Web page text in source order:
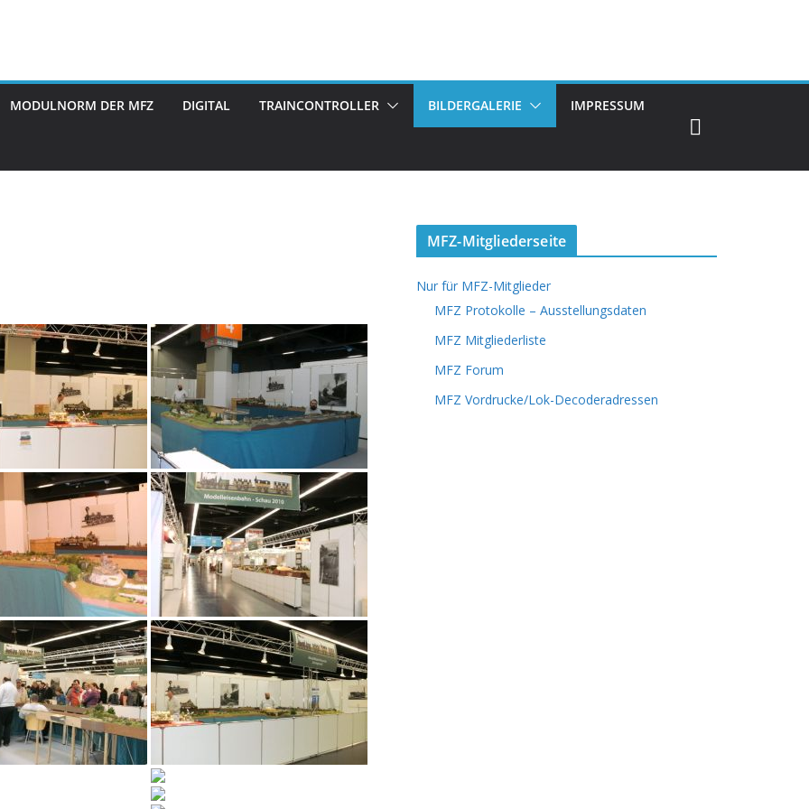
MODULNORM DER MFZ DIGITAL TRAINCONTROLLER BILDERGALERIE IMPRESSUM
MFZ-Mitgliederseite
Nur für MFZ-Mitglieder
MFZ Protokolle – Ausstellungsdaten
MFZ Mitgliederliste
MFZ Forum
MFZ Vordrucke/Lok-Decoderadressen